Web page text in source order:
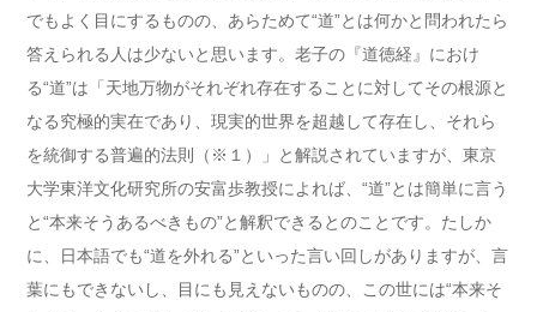
でもよく目にするものの、あらためて“道”とは何かと問われたら
答えられる人は少ないと思います。老子の『道徳経』におけ
る“道”は「天地万物がそれぞれ存在することに対してその根源と
なる究極的実在であり、現実的世界を超越して存在し、それら
を統御する普遍的法則（※１）」と解説されていますが、東京
大学東洋文化研究所の安富歩教授によれば、“道”とは簡単に言う
と“本来そうあるべきもの”と解釈できるとのことです。たしか
に、日本語でも“道を外れる”といった言い回しがありますが、言
葉にもできないし、目にも見えないものの、この世には“本来そ